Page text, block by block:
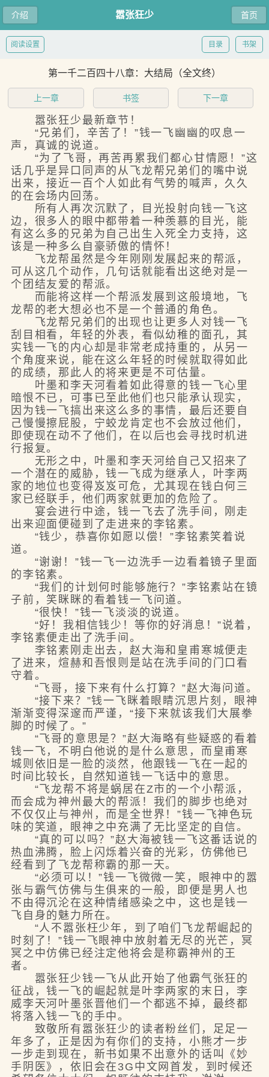
介绍 首页
嚣张狂少
书架
目录
阅读设置
第一千二百四十八章：大结局（全文终）
上一章 书签 下一章
嚣张狂少最新章节！
“兄弟们，辛苦了！”钱一飞幽幽的叹息一
声，真诚的说道。
“为了飞哥，再苦再累我们都心甘情愿！”这
话几乎是异口同声的从飞龙帮兄弟们的嘴中说
出来，接近一百个人如此有气势的喊声，久久
的在会场内回荡。
所有人再次沉默了，目光投射向钱一飞这
边，很多人的眼中都带着一种羡慕的目光，能
有这么多的兄弟为自己出生入死全力支持，这
该是一种多么自豪骄傲的情怀！
飞龙帮虽然是今年刚刚发展起来的帮派，
可从这几个动作，几句话就能看出这绝对是一
个团结友爱的帮派。
而能将这样一个帮派发展到这般境地，飞
龙帮的老大想必也不是一个普通的角色。
飞龙帮兄弟们的出现也让更多人对钱一飞
刮目相看，年轻的外表，看似幼稚的面孔，其
实钱一飞的内心却是非常老成持重的，从另一
个角度来说，能在这么年轻的时候就取得如此
的成绩，那此人的将来更是不可估量。
叶墨和李天河看着如此得意的钱一飞心里
暗恨不已，可事已至此他们也只能承认现实，
因为钱一飞搞出来这么多的事情，最后还要自
己慢慢擦屁股，宁蛟龙肯定也不会放过他们，
即使现在动不了他们，在以后也会寻找时机进
行报复。
无形之中，叶墨和李天河给自己又招来了
一个潜在的威胁，钱一飞成为继承人，叶李两
家的地位也变得岌岌可危，尤其现在钱白何三
家已经联手，他们两家就更加的危险了。
宴会进行中途，钱一飞去了洗手间，刚走
出来迎面便碰到了走进来的李铭素。
“钱少，恭喜你如愿以偿！”李铭素笑着说
道。
“谢谢！”钱一飞一边洗手一边看着镜子里面
的李铭素。
“我们的计划何时能够施行？”李铭素站在镜
子前，笑眯眯的看着钱一飞问道。
“很快！”钱一飞淡淡的说道。
“好！我相信钱少！等你的好消息！”说着，
李铭素便走出了洗手间。
李铭素刚走出去，赵大海和皇甫寒城便走
了进来，煊赫和吾恨则是站在洗手间的门口看
守着。
“飞哥，接下来有什么打算？”赵大海问道。
“接下来？”钱一飞眯着眼睛沉思片刻，眼神
渐渐变得深邃而严谨，“接下来就该我们大展拳
脚的时候了。”
“飞哥的意思是？”赵大海略有些疑惑的看着
钱一飞，不明白他说的是什么意思，而皇甫寒
城则依旧是一脸的淡然，他跟钱一飞在一起的
时间比较长，自然知道钱一飞话中的意思。
“飞龙帮不将是蜗居在Z市的一个小帮派，
而会成为神州最大的帮派！我们的脚步也绝对
不仅仅止与神州，而是全世界！”钱一飞神色玩
味的笑道，眼神之中充满了无比坚定的自信。
“真的可以吗？”赵大海被钱一飞这番话说的
热血沸腾，脸上闪烁着兴奋的光彩，仿佛他已
经看到了飞龙帮称霸的那一天。
“必须可以！”钱一飞微微一笑，眼神中的嚣
张与霸气仿佛与生俱来的一般，即便是男人也
不由得沉沦在这种情绪感染之中，这也是钱一
飞自身的魅力所在。
“人不嚣张枉少年，到了咱们飞龙帮崛起的
时刻了！”钱一飞眼神中放射着无尽的光芒，冥
冥之中仿佛已经注定他将会是称霸神州的王
者。
嚣张狂少钱一飞从此开始了他霸气张狂的
征战，钱一飞的崛起就是叶李两家的末日，李
威李天河叶墨张晋他们一个都逃不掉，最终都
将落入钱一飞的手中。
致敬所有嚣张狂少的读者粉丝们，足足一
年多了，正是因为有你们的支持，小熊才一步
一步走到现在，新书如果不出意外的话叫《妙
手阴医》，依旧会在3G中文网首发，到时候还